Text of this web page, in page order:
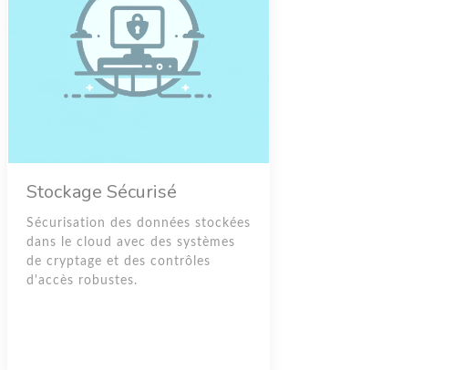
Stockage Sécurisé
Sécurisation des données stockées
dans le cloud avec des systèmes
de cryptage et des contrôles
d'accès robustes.